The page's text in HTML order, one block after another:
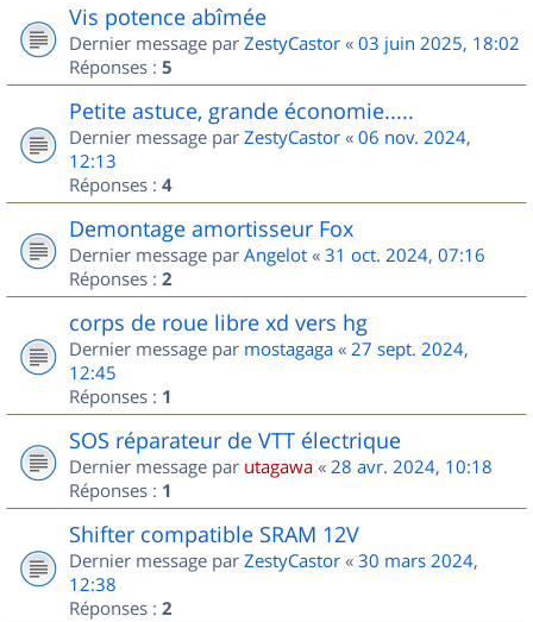
Vis potence abîmée
Dernier message par ZestyCastor « 03 juin 2025, 18:02
Réponses : 5
Petite astuce, grande économie.....
Dernier message par ZestyCastor « 06 nov. 2024,
12:13
Réponses : 4
Demontage amortisseur Fox
Dernier message par Angelot « 31 oct. 2024, 07:16
Réponses : 2
corps de roue libre xd vers hg
Dernier message par mostagaga « 27 sept. 2024,
12:45
Réponses : 1
SOS réparateur de VTT électrique
Dernier message par utagawa « 28 avr. 2024, 10:18
Réponses : 1
Shifter compatible SRAM 12V
Dernier message par ZestyCastor « 30 mars 2024,
12:38
Réponses : 2